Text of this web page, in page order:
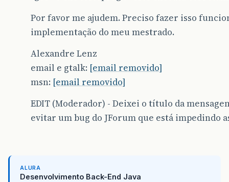
Por favor me ajudem. Preciso fazer isso
implementação do meu mestrado.
Alexandre Lenz
email e gtalk: [email removido]
msn: [email removido]
EDIT (Moderador) - Deixei o título da
evitar um bug do JForum que está impedindo
ALURA
Desenvolvimento Back-End Java